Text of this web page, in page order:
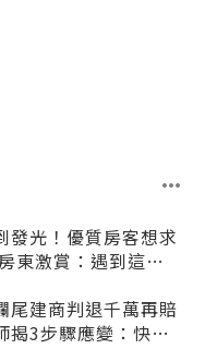
發光！優質房客想求
東激賞：遇到這種
尾建商判退千萬再賠
揭3步驟應變：快通